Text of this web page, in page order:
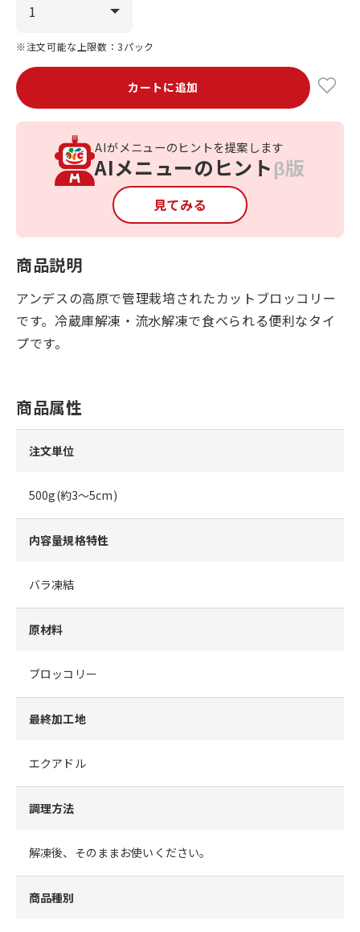
※注文可能な上限数：3パック
カートに追加
AIがメニューのヒントを提案します
AIメニューのヒントβ版
見てみる
商品説明
アンデスの高原で管理栽培されたカットブロッコリー
です。冷蔵庫解凍・流水解凍で食べられる便利なタイ
プです。
商品属性
注文単位
500g(約3～5cm)
内容量規格特性
バラ凍結
原材料
ブロッコリー
最終加工地
エクアドル
調理方法
解凍後、そのままお使いください。
商品種別